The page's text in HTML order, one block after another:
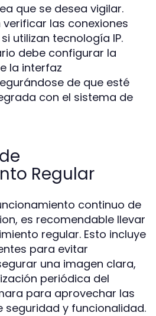
que se desea vigilar.
verificar las conexiones
utilizan tecnología IP.
debe configurar la
la interfaz
de que esté
con el sistema de
Regular
continuo de
es recomendable llevar
regular. Esto incluye
para evitar
una imagen clara,
periódica del
para aprovechar las
seguridad y funcionalidad.